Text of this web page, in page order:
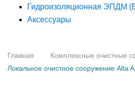
Гидроизоляционная ЭПДМ
Аксессуары
Главная
Комплексные очистные
Локальное очистное сооружение Alta